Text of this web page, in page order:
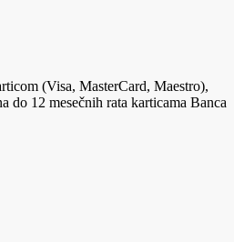
(Visa, MasterCard, Maestro),
12 mesečnih rata karticama Banca